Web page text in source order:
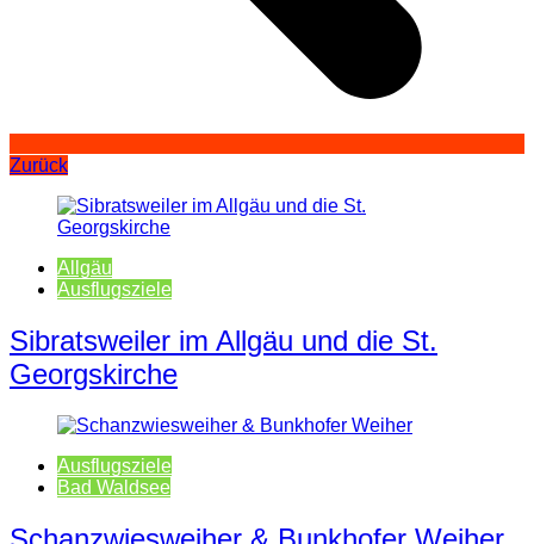
Zurück
Allgäu
Ausflugsziele
Sibratsweiler im Allgäu und die St.
Georgskirche
Ausflugsziele
Bad Waldsee